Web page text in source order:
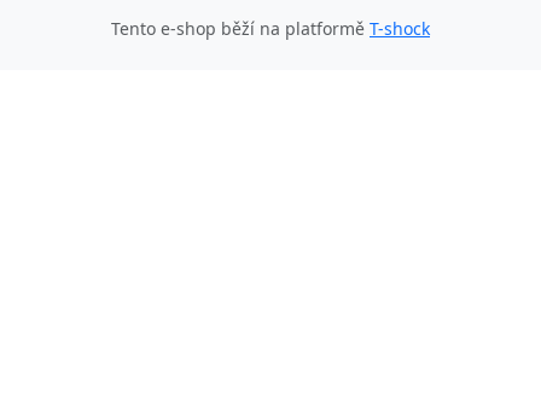
Tento e-shop běží na platformě T-shock